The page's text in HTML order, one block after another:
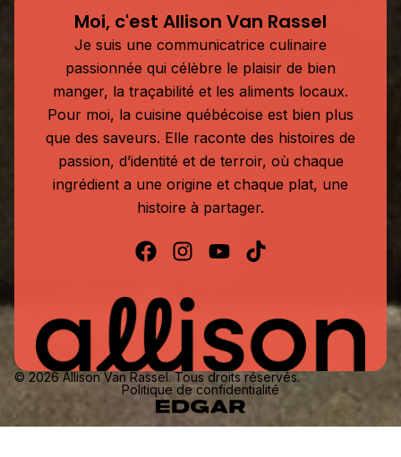
Moi, c'est Allison Van Rassel
Je suis une communicatrice culinaire
passionnée qui célèbre le plaisir de bien
manger, la traçabilité et les aliments locaux.
Pour moi, la cuisine québécoise est bien plus
que des saveurs. Elle raconte des histoires de
passion, d’identité et de terroir, où chaque
ingrédient a une origine et chaque plat, une
histoire à partager.
© 2026 Allison Van Rassel. Tous droits réservés.
Politique de confidentialité